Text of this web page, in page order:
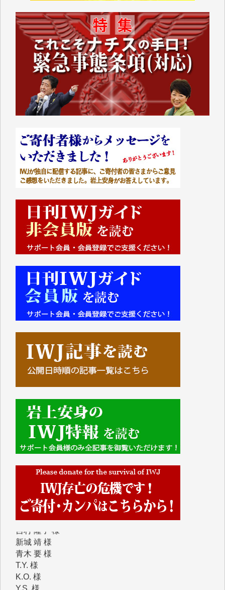
■■■■■■
IWJには、ご寄付・カンパをいただいた方々より、た
くさんの応援のメッセージが届いています。感謝を込
めて、その一部をここにご紹介いたします。
■■■■■■
■2026年7月、ご寄付いただいた皆さま、心より感謝
を申し上げます。
Y.H. 様
Y.Y. 様
Y,M. 様
マツモト ヤスアキ 様
マシオン 恵美香 様
岩井 祐子 様
吉村 隆子 様
新城 靖 様
T.Y. 様
K.O. 様
Y.S. 様
Y.N. 様
y.m. 様